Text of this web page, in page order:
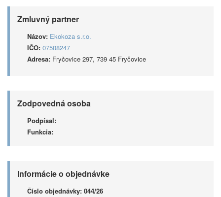
Zmluvný partner
Názov: Ekokoza s.r.o.
IČO: 07508247
Adresa: Fryčovice 297, 739 45 Fryčovice
Zodpovedná osoba
Podpísal:
Funkcia:
Informácie o objednávke
Číslo objednávky: 044/26